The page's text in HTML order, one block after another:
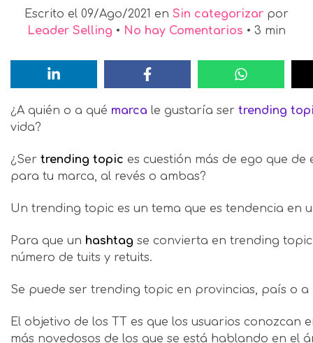
Escrito el 09/Ago/2021 en Sin categorizar por
Leader Selling • No hay Comentarios • 3 min
¿A quién o a qué marca le gustaría ser trending
vida?
¿Ser trending topic es cuestión más de ego que
para tu marca, al revés o ambas?
Un trending topic es un tema que es tendencia en
Para que un hashtag se convierta en trending
número de tuits y retuits.
Se puede ser trending topic en provincias, país o a
El objetivo de los TT es que los usuarios conozcan
más novedosos de los que se está hablando en el